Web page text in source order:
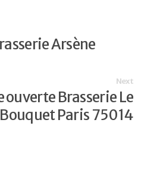
Arsène
Next
ouverte Brasserie Le
Bouquet Paris 75014